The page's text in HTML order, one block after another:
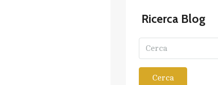
Ricerca Blog
Cerca